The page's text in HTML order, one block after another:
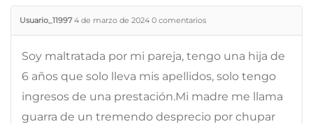
Usuario_11997 4 de marzo de 2024 0 comentarios
Soy maltratada por mi pareja, tengo una hija de
6 años que solo lleva mis apellidos, solo tengo
ingresos de una prestación.Mi madre me llama
guarra de un tremendo desprecio por chupar